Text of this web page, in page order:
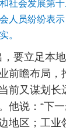
社会发展第
人员纷纷表
。
要立足本
前瞻布局
前又谋划
他说：“下
地区；工